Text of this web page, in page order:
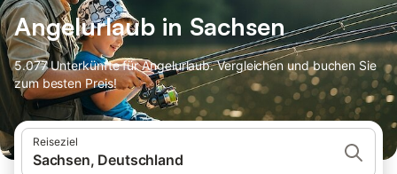
Angelurlaub in Sachsen
5.077 Unterkünfte für Angelurlaub. Vergleichen und buchen Sie
zum besten Preis!
Reiseziel
Sachsen, Deutschland